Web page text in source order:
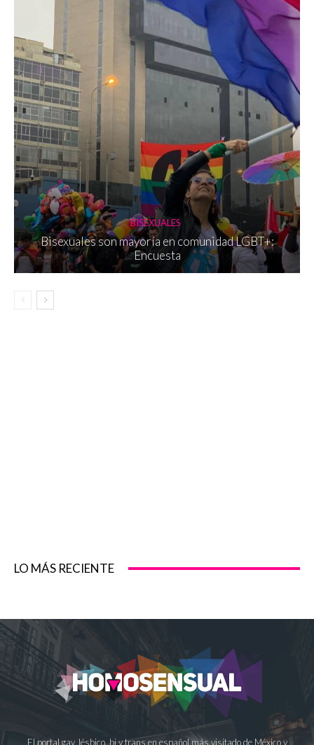
BISEXUALES
Bisexuales son mayoría en comunidad LGBT+:
Encuesta
LO MÁS RECIENTE
El portal gay, lésbico, bi y trans en español más visitado de México y